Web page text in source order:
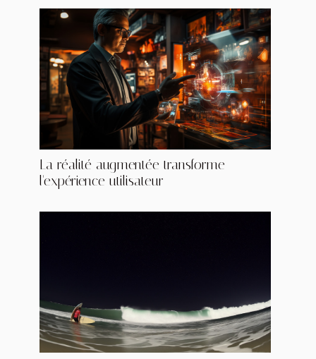
La réalité augmentée transforme
l'expérience utilisateur